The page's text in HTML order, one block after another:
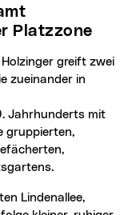
Platzzone
zueinander in
Jahrhunderts mit
gruppierten,